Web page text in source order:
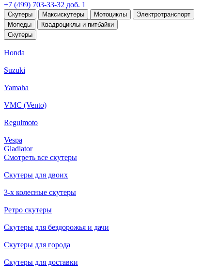
+7 (499) 703-33-32 доб. 1
Скутеры Максискутеры Мотоциклы
Электротранспорт
Мопеды
Квадроциклы и питбайки
Скутеры
Honda
Suzuki
Yamaha
VMC (Vento)
Regulmoto
Vespa
Gladiator
Смотреть все скутеры
Скутеры для двоих
3-х колесные скутеры
Ретро скутеры
Скутеры для бездорожья и дачи
Скутеры для города
Скутеры для доставки